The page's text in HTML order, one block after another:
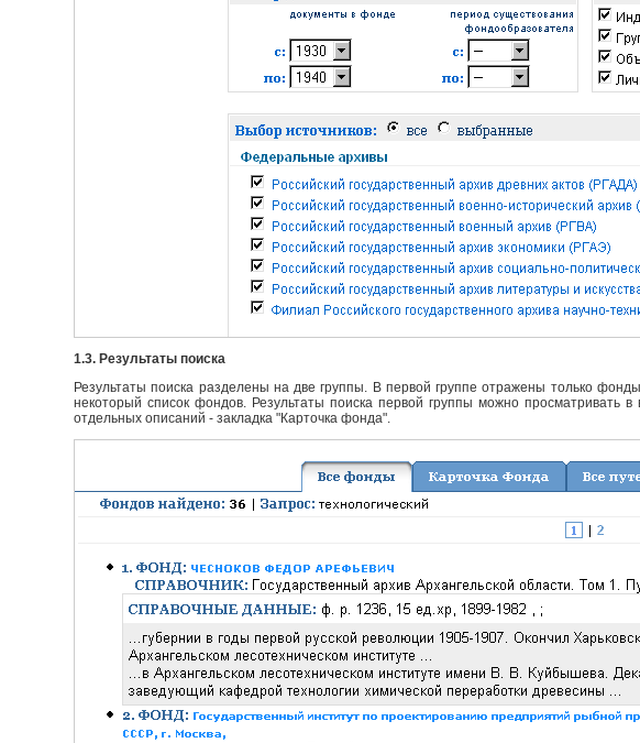
1.3. Результаты поиска
Результаты поиска разделены на две группы. В первой группе отражены только
некоторый список фондов. Результаты поиска первой группы можно
отдельных описаний - закладка "Карточка фонда".